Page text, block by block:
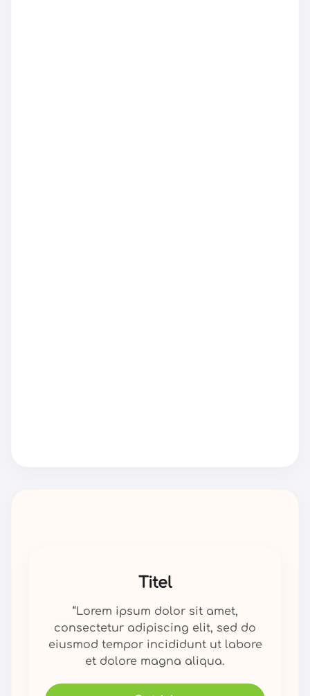
Titel
“Lorem ipsum dolor sit amet,
consectetur adipiscing elit, sed do
eiusmod tempor incididunt ut labore
et dolore magna aliqua.